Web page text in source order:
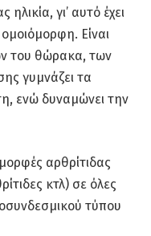
γι’ αυτό έχει
Είναι
του θώρακα, των
γυμνάζει τα
ενώ δυναμώνει την
αρθρίτιδας
κτλ) σε όλες
τύπου